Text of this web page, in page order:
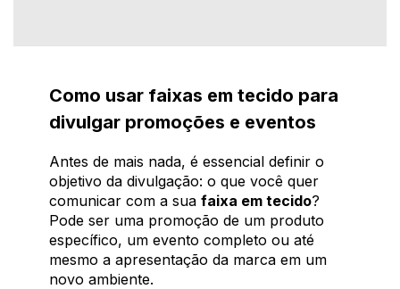
Como usar faixas em tecido para
divulgar promoções e eventos
Antes de mais nada, é essencial definir o
objetivo da divulgação: o que você quer
comunicar com a sua faixa em tecido?
Pode ser uma promoção de um produto
específico, um evento completo ou até
mesmo a apresentação da marca em um
novo ambiente.